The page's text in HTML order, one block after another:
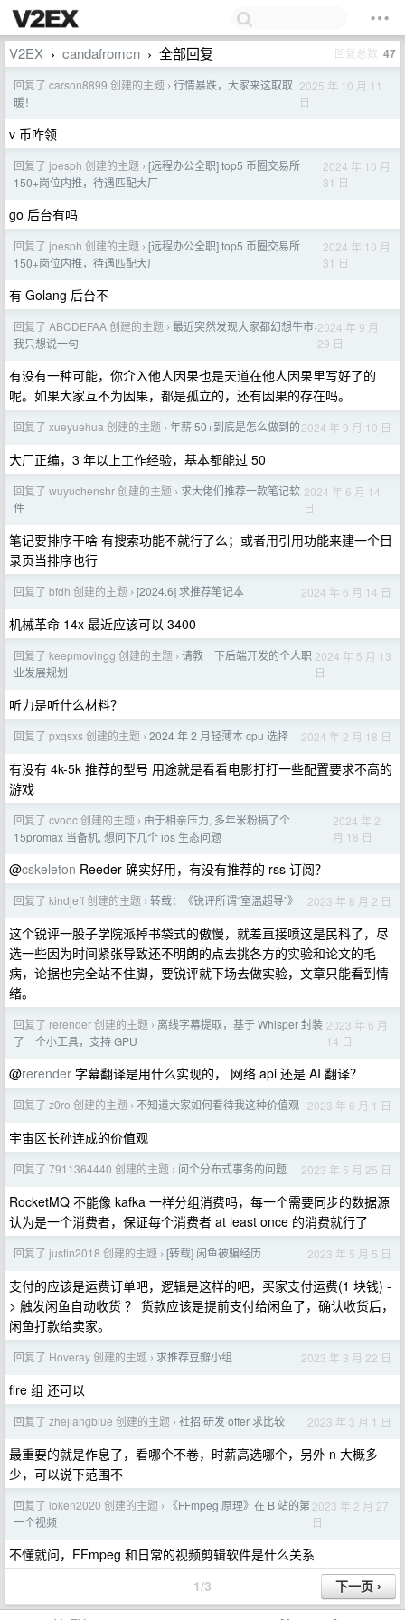
V2EX › candafromcn › 全部回复 回复总数 47
回复了 carson8899 创建的主题 › 行情暴跌，大家来这取取
暖！
2025 年 10 月 11
日
v 币咋领
回复了 joesph 创建的主题 › [远程办公全职] top5 币圈交易所
150+岗位内推，待遇匹配大厂
2024 年 10 月
31 日
go 后台有吗
回复了 joesph 创建的主题 › [远程办公全职] top5 币圈交易所
150+岗位内推，待遇匹配大厂
2024 年 10 月
31 日
有 Golang 后台不
回复了 ABCDEFAA 创建的主题 › 最近突然发现大家都幻想牛市·
我只想说一句
2024 年 9 月
29 日
有没有一种可能，你介入他人因果也是天道在他人因果里写好了的
呢。如果大家互不为因果，都是孤立的，还有因果的存在吗。
回复了 xueyuehua 创建的主题 › 年薪 50+到底是怎么做到的2024 年 9 月 10 日
大厂正编，3 年以上工作经验，基本都能过 50
回复了 wuyuchenshr 创建的主题 › 求大佬们推荐一款笔记软
件
2024 年 6 月 14
日
笔记要排序干啥 有搜索功能不就行了么；或者用引用功能来建一个目
录页当排序也行
回复了 bfdh 创建的主题 › [2024.6] 求推荐笔记本 2024 年 6 月 14 日
机械革命 14x 最近应该可以 3400
回复了 keepmovingg 创建的主题 › 请教一下后端开发的个人职
业发展规划
2024 年 5 月 13
日
听力是听什么材料？
回复了 pxqsxs 创建的主题 › 2024 年 2 月轻薄本 cpu 选择 2024 年 2 月 18 日
有没有 4k-5k 推荐的型号 用途就是看看电影打打一些配置要求不高的
游戏
回复了 cvooc 创建的主题 › 由于相亲压力, 多年米粉搞了个
15promax 当备机, 想问下几个 ios 生态问题
2024 年 2
月 18 日
@cskeleton Reeder 确实好用，有没有推荐的 rss 订阅？
回复了 kindjeff 创建的主题 › 转载：《锐评所谓“室温超导”》 2023 年 8 月 2 日
这个锐评一股子学院派掉书袋式的傲慢，就差直接喷这是民科了，尽
选一些因为时间紧张导致还不明朗的点去挑各方的实验和论文的毛
病，论据也完全站不住脚，要锐评就下场去做实验，文章只能看到情
绪。
回复了 rerender 创建的主题 › 离线字幕提取，基于 Whisper 封装
了一个小工具，支持 GPU
2023 年 6 月
14 日
@rerender 字幕翻译是用什么实现的， 网络 api 还是 AI 翻译？
回复了 z0ro 创建的主题 › 不知道大家如何看待我这种价值观 2023 年 6 月 1 日
宇宙区长孙连成的价值观
回复了 7911364440 创建的主题 › 问个分布式事务的问题 2023 年 5 月 25 日
RocketMQ 不能像 kafka 一样分组消费吗，每一个需要同步的数据源
认为是一个消费者，保证每个消费者 at least once 的消费就行了
回复了 justin2018 创建的主题 › [转载] 闲鱼被骗经历 2023 年 5 月 5 日
支付的应该是运费订单吧，逻辑是这样的吧，买家支付运费(1 块钱) -
> 触发闲鱼自动收货 ？ 货款应该是提前支付给闲鱼了，确认收货后，
闲鱼打款给卖家。
回复了 Hoveray 创建的主题 › 求推荐豆瓣小组 2023 年 3 月 22 日
fire 组 还可以
回复了 zhejiangblue 创建的主题 › 社招 研发 offer 求比较 2023 年 3 月 1 日
最重要的就是作息了，看哪个不卷，时薪高选哪个，另外 n 大概多
少，可以说下范围不
回复了 loken2020 创建的主题 ›
《FFmpeg 原理》在 B 站的第
一个视频
2023 年 2 月 27
日
不懂就问，FFmpeg 和日常的视频剪辑软件是什么关系
1/3